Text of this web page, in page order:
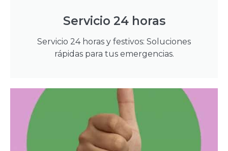
Servicio 24 horas
Servicio 24 horas y festivos: Soluciones
rápidas para tus emergencias.